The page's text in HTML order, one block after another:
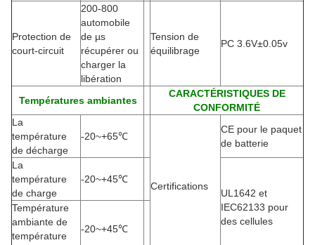
Protection de
court-circuit
200-800
automobile
de µs
récupérer ou
charger la
libération
Tension de
équilibrage
PC 3.6V±0.05v
Températures ambiantes
CARACTÉRISTIQUES DE
CONFORMITÉ
La
température
de décharge
-20~+65℃
Certifications
CE pour le paquet
de batterie
La
température
de charge
-20~+45℃
UL1642 et
IEC62133 pour
des cellules
Température
ambiante de
température
-20~+45℃